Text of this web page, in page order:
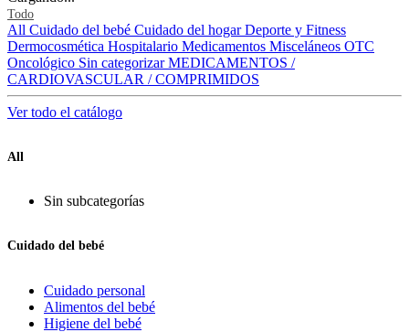
Todo
All Cuidado del bebé Cuidado del hogar Deporte y Fitness
Dermocosmética Hospitalario Medicamentos Misceláneos OTC
Oncológico Sin categorizar MEDICAMENTOS /
CARDIOVASCULAR / COMPRIMIDOS
Ver todo el catálogo
All
Sin subcategorías
Cuidado del bebé
Cuidado personal
Alimentos del bebé
Higiene del bebé